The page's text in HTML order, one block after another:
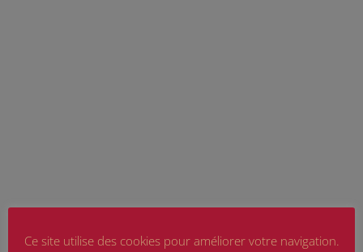
Ce site utilise des cookies pour améliorer votre navigation.